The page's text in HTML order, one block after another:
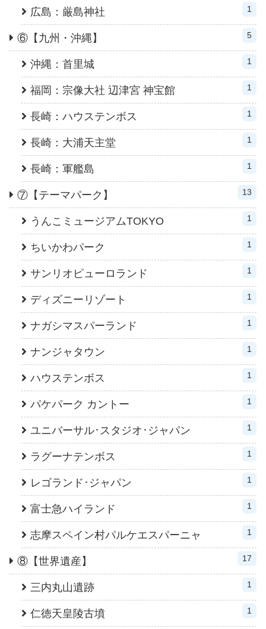
広島：厳島神社 1
⑥【九州・沖縄】 5
沖縄：首里城 1
福岡：宗像大社 辺津宮 神宝館 1
長崎：ハウステンボス 1
長崎：大浦天主堂 1
長崎：軍艦島 1
⑦【テーマパーク】 13
うんこミュージアムTOKYO 1
ちいかわパーク 1
サンリオピューロランド 1
ディズニーリゾート 1
ナガシマスパーランド 1
ナンジャタウン 1
ハウステンボス 1
パケパーク カントー 1
ユニバーサル･スタジオ･ジャパン 1
ラグーナテンボス 1
レゴランド･ジャパン 1
富士急ハイランド 1
志摩スペイン村パルケエスパーニャ 1
⑧【世界遺産】 17
三内丸山遺跡 1
仁徳天皇陵古墳 1